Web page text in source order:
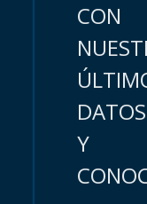
CON
DATOS
Y